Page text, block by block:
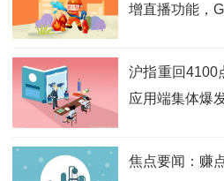
增直播功能，
沪指重回4100
应用端集体爆
焦点要闻：赚